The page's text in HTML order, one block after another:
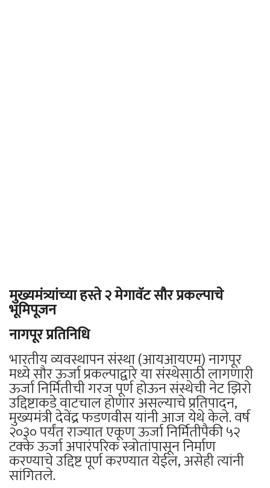
मुख्यमंत्र्यांच्या हस्ते २ मेगावॅट सौर प्रकल्पाचे
भूमिपूजन
नागपूर प्रतिनिधि
भारतीय व्यवस्थापन संस्था (आयआयएम) नागपूर
मध्ये सौर ऊर्जा प्रकल्पाद्वारे या संस्थेसाठी लागणारी
ऊर्जा निर्मितीची गरज पूर्ण होऊन संस्थेची नेट झिरो
उद्दिष्टाकडे वाटचाल होणार असल्याचे प्रतिपादन,
मुख्यमंत्री देवेंद्र फडणवीस यांनी आज येथे केले. वर्ष
२०३० पर्यंत राज्यात एकूण ऊर्जा निर्मितीपैकी ५२
टक्के ऊर्जा अपारंपरिक स्त्रोतांपासून निर्माण
करण्याचे उद्दिष्ट पूर्ण करण्यात येईल, असेही त्यांनी
सांगितले.